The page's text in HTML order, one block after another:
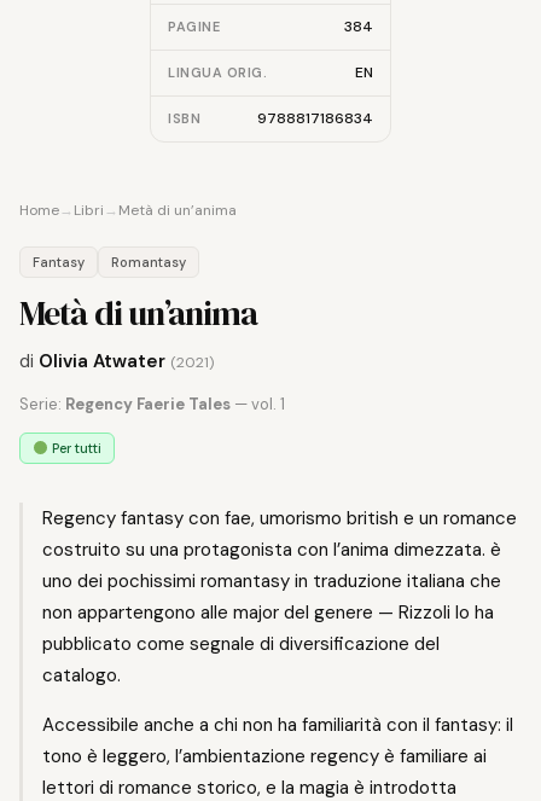
PAGINE 384
LINGUA ORIG. EN
ISBN 9788817186834
Home→ Libri→ Metà di un’anima
Fantasy Romantasy
Metà di un’anima
di Olivia Atwater (2021)
Serie: Regency Faerie Tales — vol. 1
Per tutti
Regency fantasy con fae, umorismo british e un romance
costruito su una protagonista con l’anima dimezzata. è
uno dei pochissimi romantasy in traduzione italiana che
non appartengono alle major del genere — Rizzoli lo ha
pubblicato come segnale di diversificazione del
catalogo.
Accessibile anche a chi non ha familiarità con il fantasy: il
tono è leggero, l’ambientazione regency è familiare ai
lettori di romance storico, e la magia è introdotta